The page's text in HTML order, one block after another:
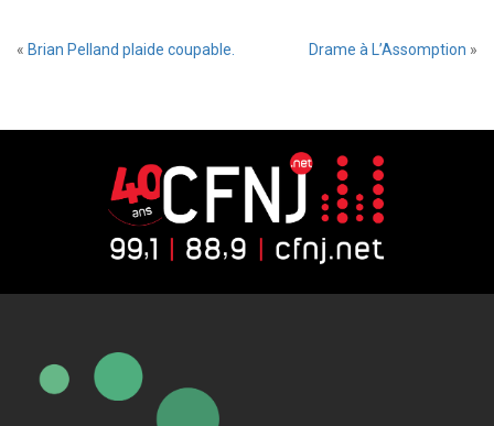
« Brian Pelland plaide coupable. Drame à L’Assomption »